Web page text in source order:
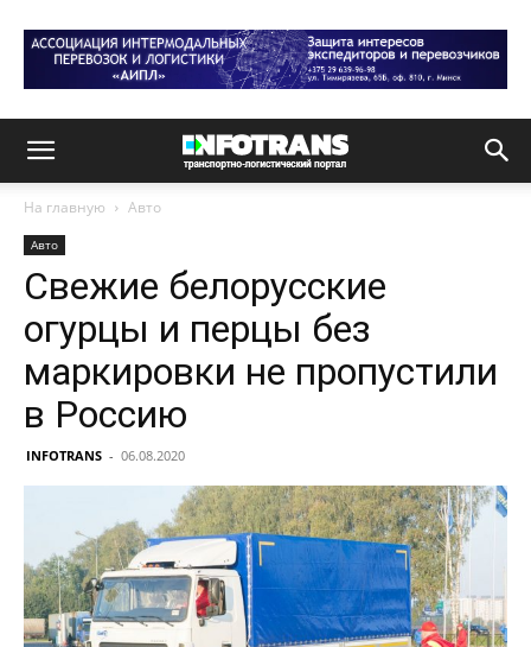
На главную Авто
Авто
Свежие белорусские
огурцы и перцы без
маркировки не пропустили
в Россию
INFOTRANS - 06.08.2020